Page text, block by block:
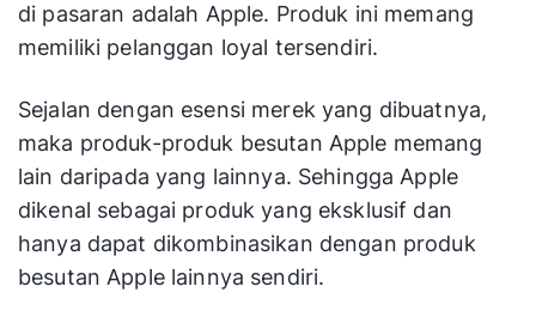
di pasaran adalah Apple. Produk ini memang
memiliki pelanggan loyal tersendiri.
Sejalan dengan esensi merek yang dibuatnya,
maka produk-produk besutan Apple memang
lain daripada yang lainnya. Sehingga Apple
dikenal sebagai produk yang eksklusif dan
hanya dapat dikombinasikan dengan produk
besutan Apple lainnya sendiri.